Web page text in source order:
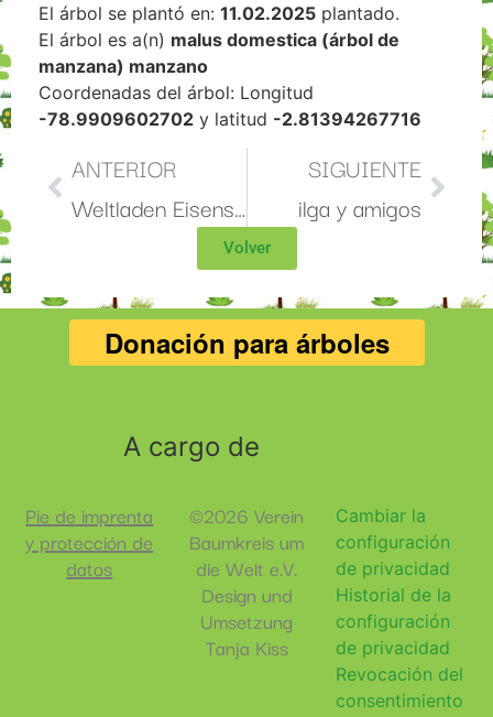
El árbol se plantó en: 11.02.2025 plantado.
El árbol es a(n) malus domestica (árbol de
manzana) manzano
Coordenadas del árbol: Longitud
-78.9909602702 y latitud -2.81394267716
ANTERIOR
Weltladen Eisenstadt para „Baumkreis um die Welt“ I
SIGUIENTE
ilga y amigos
Volver
A cargo de
Pie de imprenta
y protección de
datos
©2026 Verein
Baumkreis um
die Welt e.V.
Design und
Umsetzung
Tanja Kiss
Cambiar la
configuración
de privacidad
Historial de la
configuración
de privacidad
Revocación del
consentimiento